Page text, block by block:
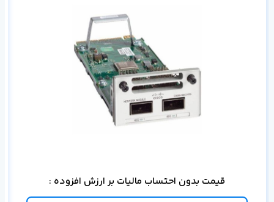
قیمت بدون احتساب مالیات بر ارزش افزوده :